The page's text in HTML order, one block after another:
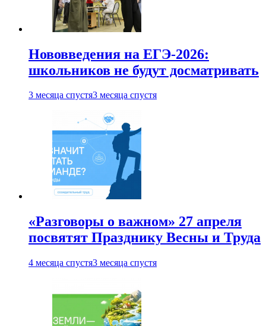
Нововведения на ЕГЭ-2026:
школьников не будут досматривать
3 месяца спустя3 месяца спустя
«Разговоры о важном» 27 апреля
посвятят Празднику Весны и Труда
4 месяца спустя3 месяца спустя